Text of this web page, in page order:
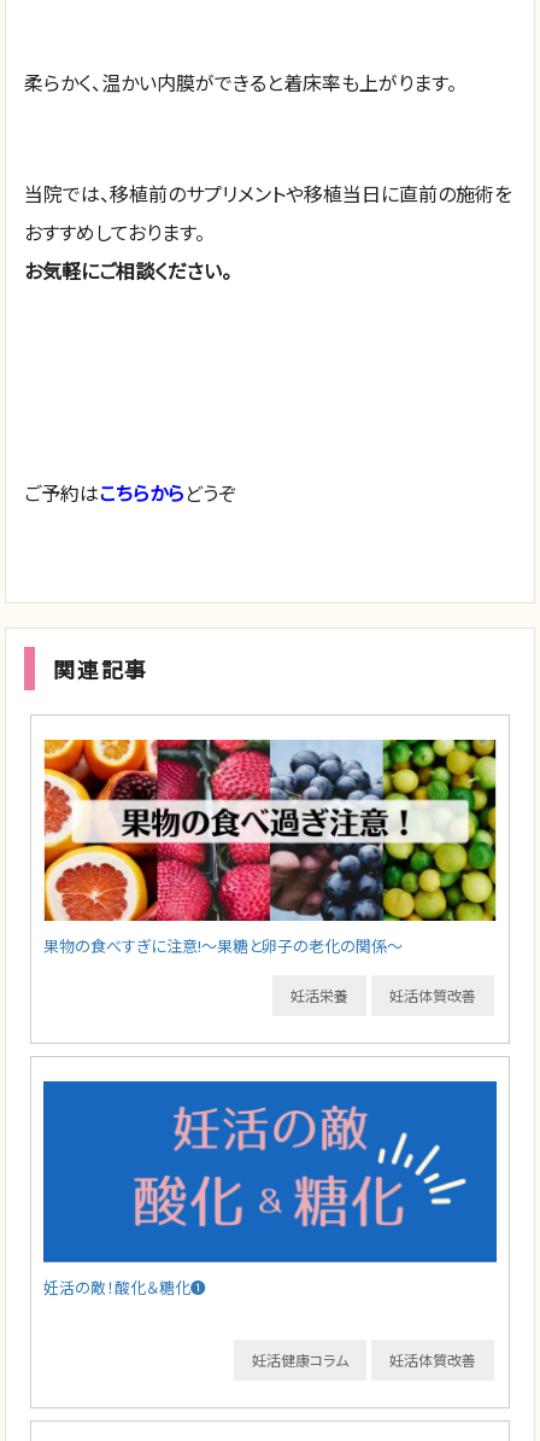
柔らかく、温かい内膜ができると着床率も上がります。
当院では、移植前のサプリメントや移植当日に直前の施術を
おすすめしております。
お気軽にご相談ください。
ご予約はこちらからどうぞ
関連記事
果物の食べすぎに注意!～果糖と卵子の老化の関係～
妊活体質改善
妊活栄養
妊活の敵！酸化＆糖化❶
妊活体質改善
妊活健康コラム